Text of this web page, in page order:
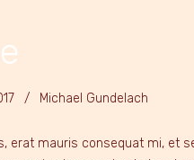
Michael Gundelach
erat mauris consequat mi, et